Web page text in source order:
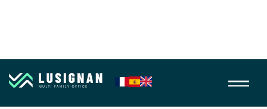
Bilan hebdo des marchés